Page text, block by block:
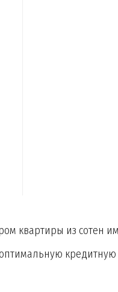
квартиры из сотен